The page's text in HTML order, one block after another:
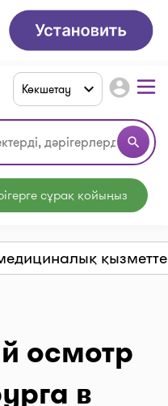
search
Көкшетау account_circle
сұрақ қойыңыз
осмотр
в